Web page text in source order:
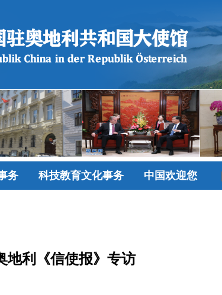
务 科技教育文化事务 中国欢迎您
地利《信使报》专访